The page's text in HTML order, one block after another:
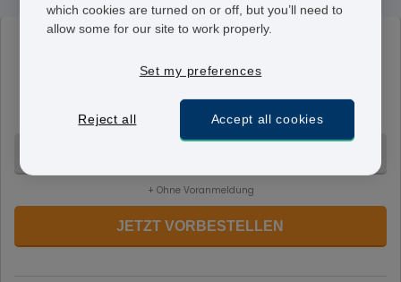
1%
Anweisungen des Arztes aufgetragen.
+ Ohne Voranmeldung
JETZT VORBESTELLEN
which cookies are turned on or off, but you’ll need to
allow some for our site to work properly.
Set my preferences
Reject all Accept all cookies